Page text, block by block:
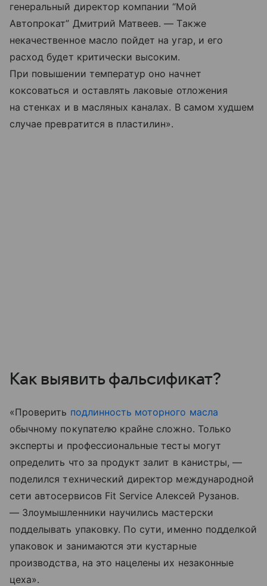
генеральный директор компании “Мой
Автопрокат” Дмитрий Матвеев. — Также
некачественное масло пойдет на угар, и его
расход будет критически высоким.
При повышении температур оно начнет
коксоваться и оставлять лаковые отложения
на стенках и в масляных каналах. В самом худшем
случае превратится в пластилин».
Как выявить фальсификат?
«Проверить подлинность моторного масла
обычному покупателю крайне сложно. Только
эксперты и профессиональные тесты могут
определить что за продукт залит в канистры, —
поделился технический директор международной
сети автосервисов Fit Service Алексей Рузанов.
— Злоумышленники научились мастерски
подделывать упаковку. По сути, именно подделкой
упаковок и занимаются эти кустарные
производства, на это нацелены их незаконные
цеха».